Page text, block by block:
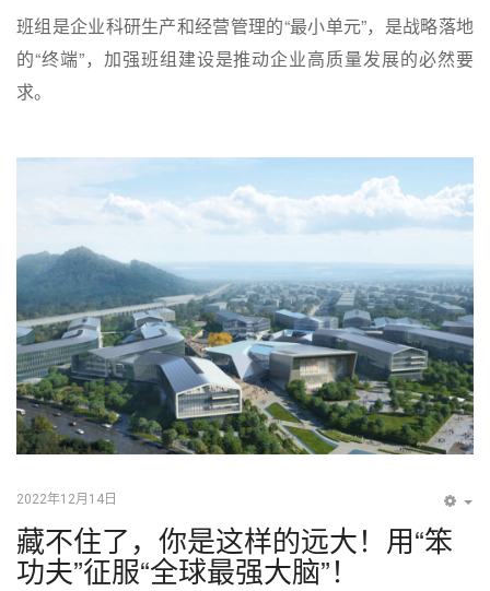
班组是企业科研生产和经营管理的“最小单元”，是战略落地
的“终端”，加强班组建设是推动企业高质量发展的必然要
求。
2022年12月14日
藏不住了，你是这样的远大！用“笨
功夫”征服“全球最强大脑”！